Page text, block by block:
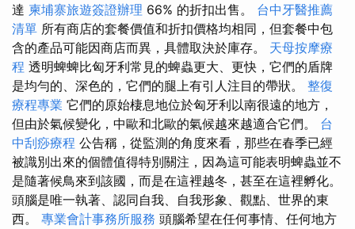
達 柬埔寨旅遊簽證辦理 66% 的折扣出售。 台中牙醫推薦
清單 所有商店的套餐價值和折扣價格均相同，但套餐中包
含的產品可能因商店而異，具體取決於庫存。 天母按摩療
程 透明蜱蜱比匈牙利常見的蜱蟲更大、更快，它們的盾牌
是均勻的、深色的，它們的腿上有引人注目的帶狀。 整復
療程專業 它們的原始棲息地位於匈牙利以南很遠的地方，
但由於氣候變化，中歐和北歐的氣候越來越適合它們。 台
中刮痧療程 公告稱，從監測的角度來看，那些在春季已經
被識別出來的個體值得特別關注，因為這可能表明蜱蟲並不
是隨著候鳥來到該國，而是在這裡越冬，甚至在這裡孵化。
頭腦是唯一執著、認同自我、自我形象、觀點、世界的東
西。 專業會計事務所服務 頭腦希望在任何事情、任何地方